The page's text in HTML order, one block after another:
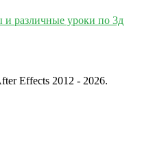
и различные уроки по 3д
After Effects 2012 - 2026.